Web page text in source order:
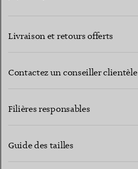
Livraison et retours offerts
Contactez un conseiller clientèle
Filières responsables
Guide des tailles